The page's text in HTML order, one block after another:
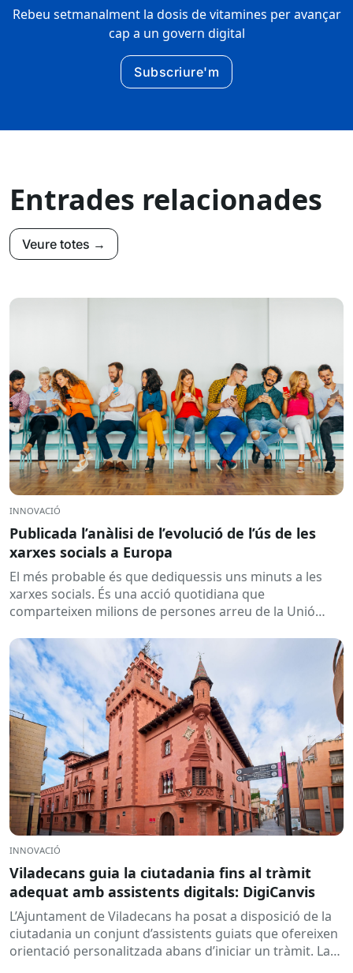
Rebeu setmanalment la dosis de vitamines per avançar
cap a un govern digital
Subscriure'm
Entrades relacionades
Veure totes →
INNOVACIÓ
Publicada l’anàlisi de l’evolució de l’ús de les
xarxes socials a Europa
El més probable és que dediquessis uns minuts a les
xarxes socials. És una acció quotidiana que
comparteixen milions de persones arreu de la Unió
INNOVACIÓ
Viladecans guia la ciutadania fins al tràmit
adequat amb assistents digitals: DigiCanvis
L’Ajuntament de Viladecans ha posat a disposició de la
ciutadania un conjunt d’assistents guiats que ofereixen
orientació personalitzada abans d’iniciar un tràmit. La